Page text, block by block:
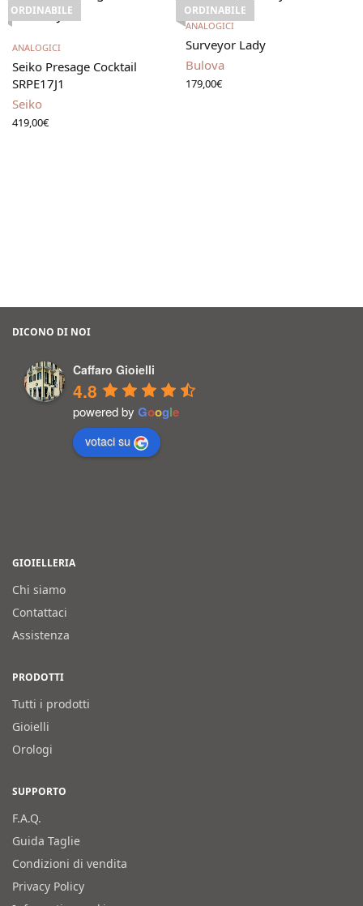
ORDINABILE
ANALOGICI
Seiko Presage Cocktail
SRPE17J1
Seiko
419,00€
ORDINABILE
Leggi tutto
ANALOGICI
Surveyor Lady
Bulova
179,00€
DICONO DI NOI
Caffaro Gioielli
4.8
powered by Google
votaci su
GIOIELLERIA
Chi siamo
Contattaci
Assistenza
PRODOTTI
Tutti i prodotti
Gioielli
Orologi
SUPPORTO
F.A.Q.
Guida Taglie
Condizioni di vendita
Privacy Policy